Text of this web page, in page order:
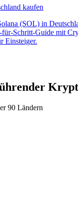
kaufen
(SOL) in
Schritt-Guide mit
Einsteiger.
90 Ländern